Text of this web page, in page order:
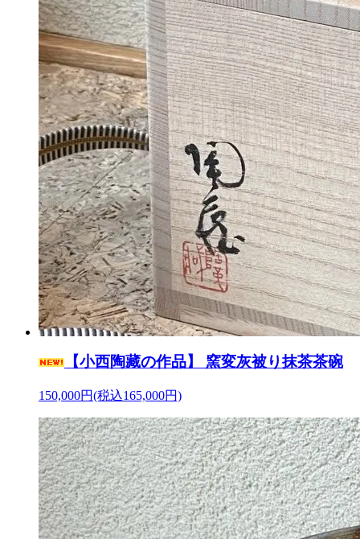
【小西陶藏の作品】 窯変灰被り抹茶茶碗
150,000円(税込165,000円)